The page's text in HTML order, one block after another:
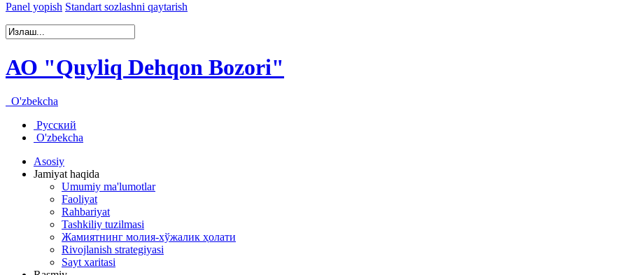
Panel yopish Standart sozlashni qaytarish
АО "Quyliq Dehqon Bozori"
O'zbekcha
Русский
O'zbekcha
Asosiy
Jamiyat haqida
Umumiy ma'lumotlar
Faoliyat
Rahbariyat
Tashkiliy tuzilmasi
Жамиятнинг молия-хўжалик ҳолати
Rivojlanish strategiyasi
Sayt xaritasi